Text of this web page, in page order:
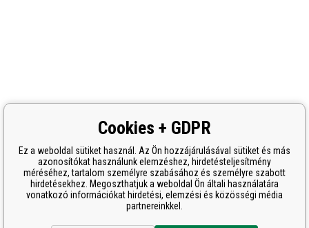
Cookies + GDPR
Ez a weboldal sütiket használ. Az Ön hozzájárulásával sütiket és más
azonosítókat használunk elemzéshez, hirdetésteljesítmény
méréséhez, tartalom személyre szabásához és személyre szabott
hirdetésekhez. Megoszthatjuk a weboldal Ön általi használatára
vonatkozó információkat hirdetési, elemzési és közösségi média
partnereinkkel.